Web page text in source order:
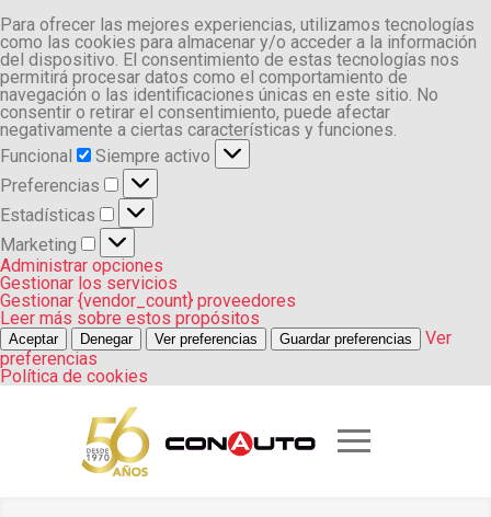
Para ofrecer las mejores experiencias, utilizamos tecnologías
como las cookies para almacenar y/o acceder a la información
del dispositivo. El consentimiento de estas tecnologías nos
permitirá procesar datos como el comportamiento de
navegación o las identificaciones únicas en este sitio. No
consentir o retirar el consentimiento, puede afectar
negativamente a ciertas características y funciones.
Funcional
Funcional
Siempre activo
Preferencias
Preferencias
Estadísticas
Estadísticas
Marketing
Marketing
Administrar opciones
Gestionar los servicios
Gestionar {vendor_count} proveedores
Leer más sobre estos propósitos
Aceptar Denegar Ver preferencias Guardar preferencias
Ver
preferencias
Política de cookies